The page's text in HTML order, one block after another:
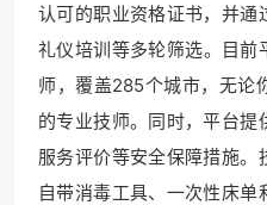
认可的职业资格证书，并通
礼仪培训等多轮筛选。目
师，覆盖285个城市，无论
的专业技师。同时，平台提
服务评价等安全保障措施。
自带消毒工具、一次性床单